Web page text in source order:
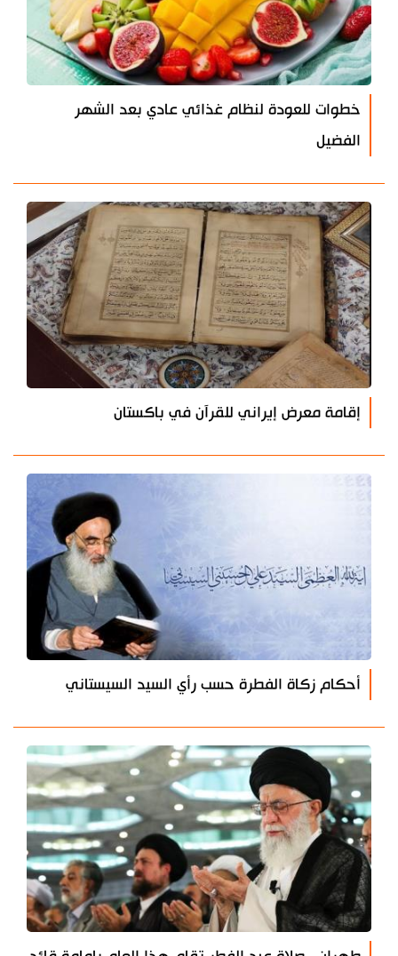
خطوات للعودة لنظام غذائي عادي بعد الشهر
الفضيل
إقامة معرض إيراني للقرآن في باكستان
أحكام زكاة الفطرة حسب رأي السيد السيستاني